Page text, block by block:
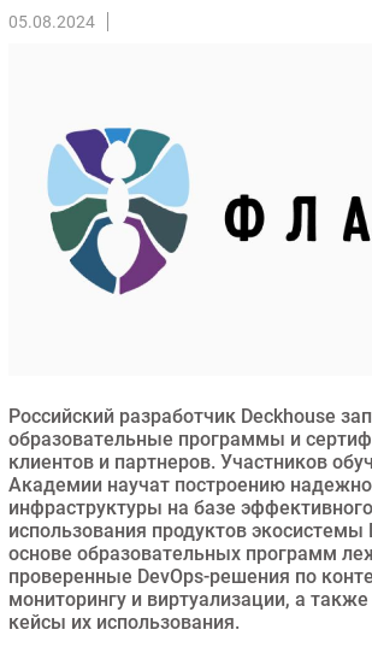
Интеграция
Оборудование
Outsourcing
Кадры
Регулирование
Инновации
CIO/Управление ИТ
Гаджеты
Здоровье
РАЗДЕЛЫ
05.08.2024
Российский разработчик Deckhouse
образовательные программы и
клиентов и партнеров. Участников
Академии научат построению
инфраструктуры на базе эффективного
использования продуктов экосистемы
основе образовательных программ
проверенные DevOps-решения по
мониторингу и виртуализации, а
кейсы их использования.